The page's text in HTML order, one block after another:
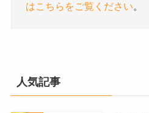
はこちらをご覧ください。
人気記事